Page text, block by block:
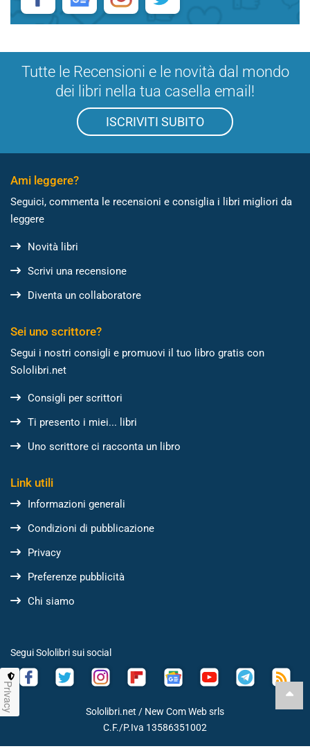
Tutte le Recensioni e le novità dal mondo
dei libri nella tua casella email!
ISCRIVITI SUBITO
Ami leggere?
Seguici, commenta le recensioni e consiglia i libri migliori da
leggere
Novità libri
Scrivi una recensione
Diventa un collaboratore
Sei uno scrittore?
Segui i nostri consigli e promuovi il tuo libro gratis con
Sololibri.net
Consigli per scrittori
Ti presento i miei... libri
Uno scrittore ci racconta un libro
Link utili
Informazioni generali
Condizioni di pubblicazione
Privacy
Preferenze pubblicità
Chi siamo
Segui Sololibri sui social
Sololibri.net / New Com Web srls
C.F./P.Iva 13586351002
Privacy